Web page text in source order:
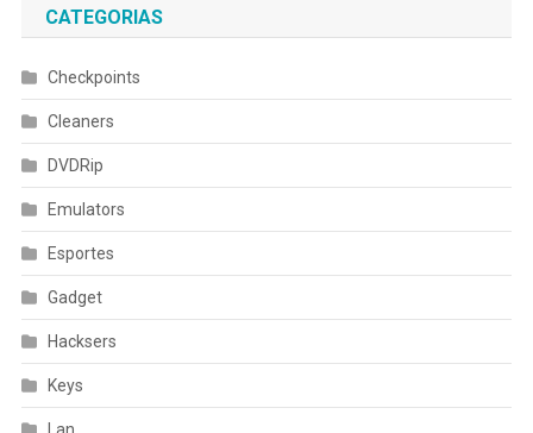
CATEGORIAS
Checkpoints
Cleaners
DVDRip
Emulators
Esportes
Gadget
Hacksers
Keys